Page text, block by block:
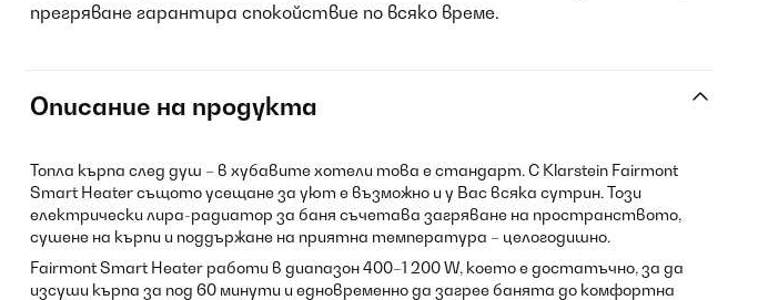
прегряване гарантира спокойствие по всяко време.
Описание на продукта
Топла кърпа след душ – в хубавите хотели това е стандарт. С Klarstein Fairmont
Smart Heater същото усещане за уют е възможно и у Вас всяка сутрин. Този
електрически лира-радиатор за баня съчетава загряване на пространството,
сушене на кърпи и поддържане на приятна температура – целогодишно.
Fairmont Smart Heater работи в диапазон 400–1 200 W, което е достатъчно, за да
изсуши кърпа за под 60 минути и едновременно да загрее банята до комфортна